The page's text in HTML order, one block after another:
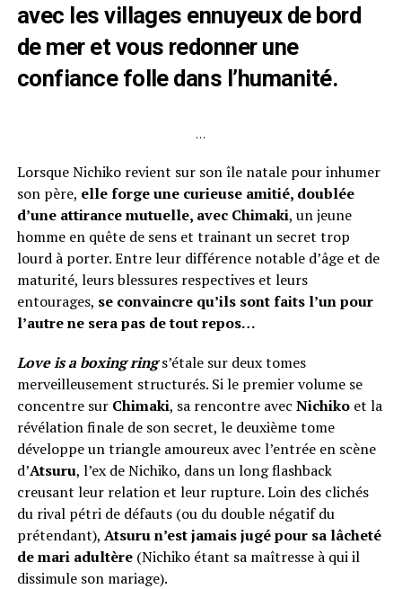
avec les villages ennuyeux de bord
de mer et vous redonner une
confiance folle dans l’humanité.
…
Lorsque Nichiko revient sur son île natale pour inhumer
son père, elle forge une curieuse amitié, doublée
d’une attirance mutuelle, avec Chimaki, un jeune
homme en quête de sens et trainant un secret trop
lourd à porter. Entre leur différence notable d’âge et de
maturité, leurs blessures respectives et leurs
entourages, se convaincre qu’ils sont faits l’un pour
l’autre ne sera pas de tout repos…
Love is a boxing ring s’étale sur deux tomes
merveilleusement structurés. Si le premier volume se
concentre sur Chimaki, sa rencontre avec Nichikoet la
révélation finale de son secret, le deuxième tome
développe un triangle amoureux avec l’entrée en scène
d’Atsuru, l’ex de Nichiko, dans un long flashback
creusant leur relation et leur rupture. Loin des clichés
du rival pétri de défauts (ou du double négatif du
prétendant), Atsuru n’est jamais jugé pour sa lâcheté
de mari adultère(Nichiko étant sa maîtresse à qui il
dissimule son mariage).